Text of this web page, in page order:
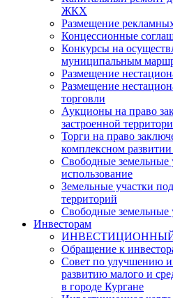
ЖКХ
Размещение
Концессионные
Конкурсы на
муниципальным
Размещение
Размещение
торговли
Аукционы на право
застроенной
Торги на право
комплексном
Свободные земельные
использование
Земельные участки
территорий
Свободные земельные
Инвесторам
Обращение к
Совет по улучшению
развитию малого и
в городе Кургане